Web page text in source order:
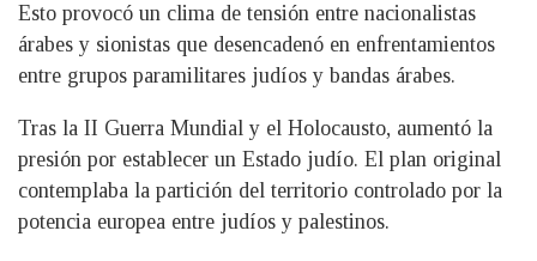
Esto provocó un clima de tensión entre nacionalistas
árabes y sionistas que desencadenó en enfrentamientos
entre grupos paramilitares judíos y bandas árabes.
Tras la II Guerra Mundial y el Holocausto, aumentó la
presión por establecer un Estado judío. El plan original
contemplaba la partición del territorio controlado por la
potencia europea entre judíos y palestinos.